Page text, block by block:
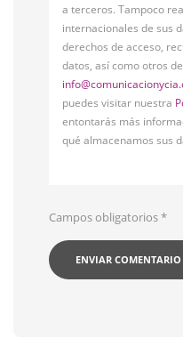
a terceros. Tampoco
internacionales de sus
derechos de acceso,
datos, así como otros
puedes visitar nuestra
entontarás más
qué almacenamos sus
Campos obligatorios*